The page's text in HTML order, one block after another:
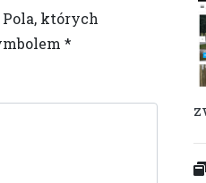
Pola, których
*